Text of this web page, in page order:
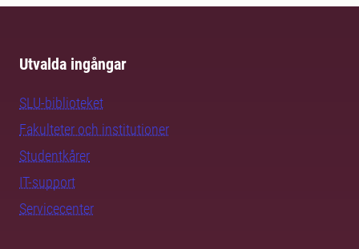
Utvalda ingångar
SLU-biblioteket
Fakulteter och institutioner
Studentkårer
IT-support
Servicecenter